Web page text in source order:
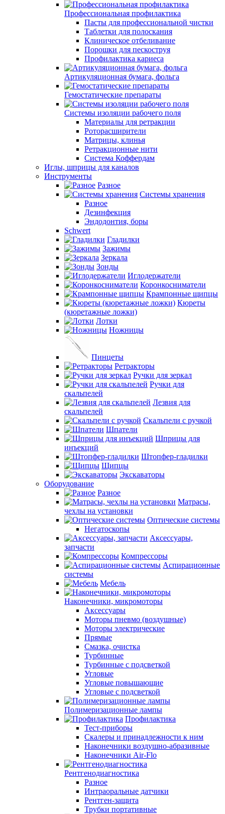
Профессиональная профилактика
Пасты для профессиональной чистки
Таблетки для полоскания
Клиническое отбеливание
Порошки для пескоструя
Профилактика кариеса
Артикуляционная бумага, фольга
Гемостатические препараты
Системы изоляции рабочего поля
Материалы для ретракции
Роторасширители
Матрицы, клинья
Ретракционные нити
Система Коффердам
Иглы, шприцы для каналов
Инструменты
Разное
Системы хранения
Разное
Дезинфекция
Эндодонтия, боры
Schwert
Гладилки
Зажимы
Зеркала
Зонды
Иглодержатели
Коронкосниматели
Крампонные щипцы
Кюреты
(кюретажные ложки)
Лотки
Ножницы
Пинцеты
Ретракторы
Ручки для зеркал
Ручки для
скальпелей
Лезвия для
скальпелей
Скальпели с ручкой
Шпатели
Шприцы для
инъекций
Штопфер-гладилки
Щипцы
Экскаваторы
Оборудование
Разное
Матрасы,
чехлы на установки
Оптические системы
Негатоскопы
Аксессуары,
запчасти
Компрессоры
Аспирационные
системы
Мебель
Наконечники, микромоторы
Аксессуары
Моторы пневмо (воздушные)
Моторы электрические
Прямые
Смазка, очистка
Турбинные
Турбинные с подсветкой
Угловые
Угловые повышающие
Угловые с подсветкой
Полимеризационные лампы
Профилактика
Тест-приборы
Скалеры и принадлежности к ним
Наконечники воздушно-абразивные
Наконечники Air-Flo
Рентгенодиагностика
Разное
Интраоральные датчики
Рентген-защита
Трубки портативные